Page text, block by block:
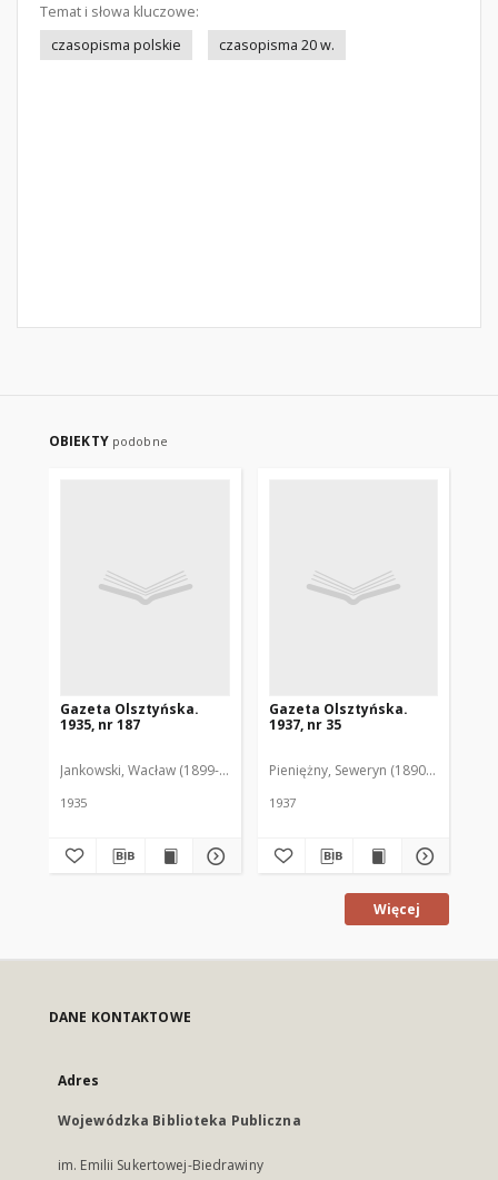
Temat i słowa kluczowe:
czasopisma polskie
czasopisma 20 w.
OBIEKTY podobne
Gazeta Olsztyńska.
1935, nr 187
Jankowski, Wacław (1899-1975). Red.
1935
Gazeta Olsztyńska.
1937, nr 35
Pieniężny, Seweryn (1890-1940). Red.
1937
Więcej
DANE KONTAKTOWE
Adres
Wojewódzka Biblioteka Publiczna
im. Emilii Sukertowej-Biedrawiny